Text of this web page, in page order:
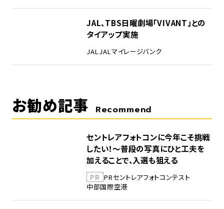
JAL、TBS日曜劇場「VIVANT」との
タイアップ実施
JALJALマイレージバンク
お勧め記事 Recommend
セントレアフォトコンに今年こそ挑戦
したい！～普段の写真にひと工夫を
加えることで、入選も狙える
PR PRセントレアフォトコンテスト
中部国際空港